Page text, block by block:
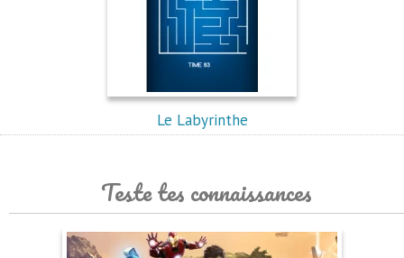
Le Labyrinthe
Teste tes connaissances